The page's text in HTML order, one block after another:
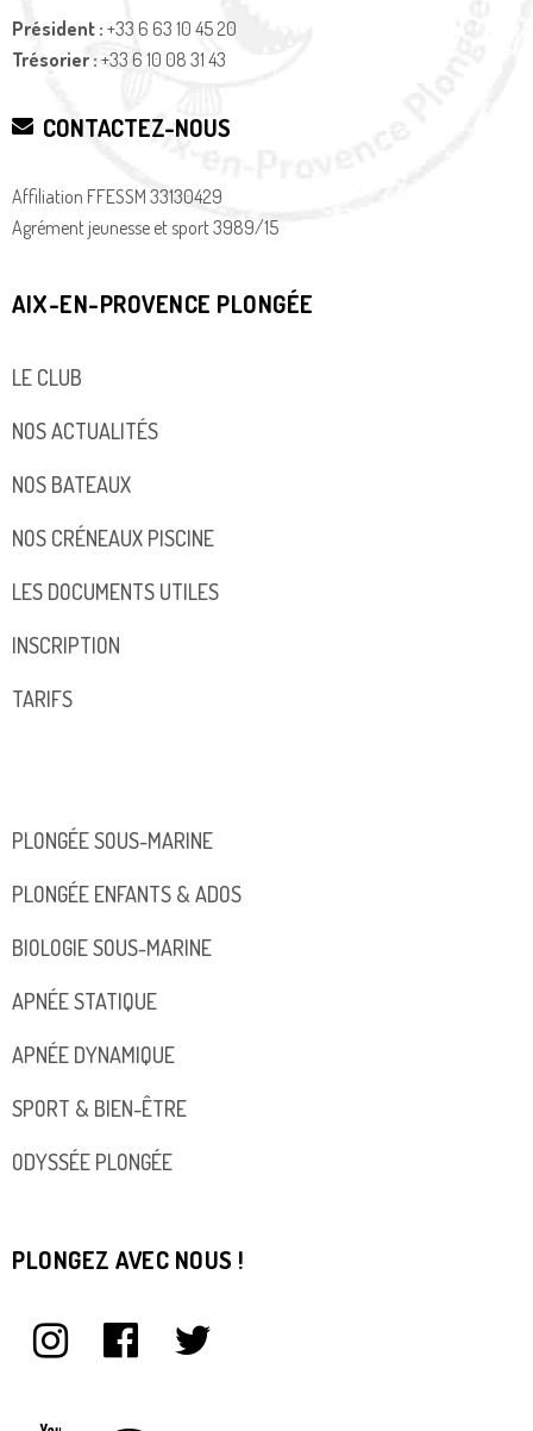
Président : +33 6 63 10 45 20
Trésorier : +33 6 10 08 31 43
CONTACTEZ-NOUS
Affiliation FFESSM 33130429
Agrément jeunesse et sport 3989/15
AIX-EN-PROVENCE PLONGÉE
LE CLUB
NOS ACTUALITÉS
NOS BATEAUX
NOS CRÉNEAUX PISCINE
LES DOCUMENTS UTILES
INSCRIPTION
TARIFS
PLONGÉE SOUS-MARINE
PLONGÉE ENFANTS & ADOS
BIOLOGIE SOUS-MARINE
APNÉE STATIQUE
APNÉE DYNAMIQUE
SPORT & BIEN-ÊTRE
ODYSSÉE PLONGÉE
PLONGEZ AVEC NOUS !